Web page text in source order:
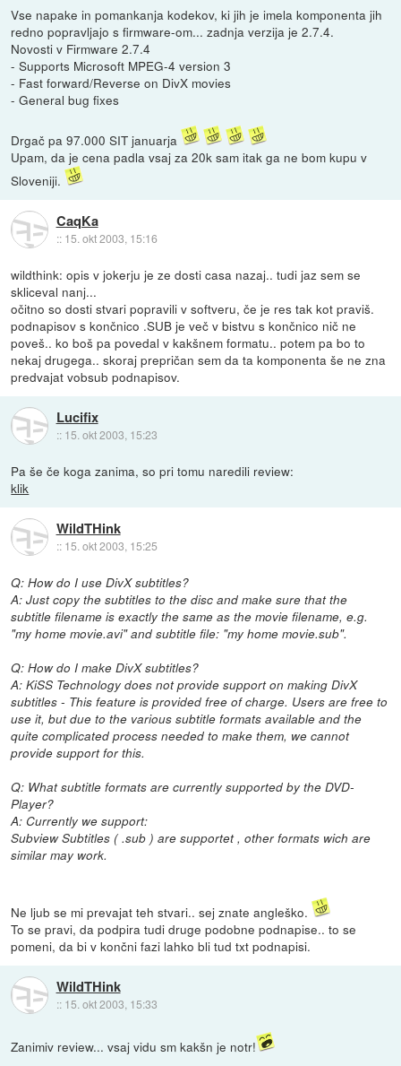
Vse napake in pomankanja kodekov, ki jih je imela komponenta jih
redno popravljajo s firmware-om... zadnja verzija je 2.7.4.
Novosti v Firmware 2.7.4
- Supports Microsoft MPEG-4 version 3
- Fast forward/Reverse on DivX movies
- General bug fixes
Drgač pa 97.000 SIT januarja
Upam, da je cena padla vsaj za 20k sam itak ga ne bom kupu v
Sloveniji.
CaqKa
:: 15. okt 2003, 15:16
wildthink: opis v jokerju je ze dosti casa nazaj.. tudi jaz sem se
skliceval nanj...
očitno so dosti stvari popravili v softveru, če je res tak kot praviš.
podnapisov s končnico .SUB je več v bistvu s končnico nič ne
poveš.. ko boš pa povedal v kakšnem formatu.. potem pa bo to
nekaj drugega.. skoraj prepričan sem da ta komponenta še ne zna
predvajat vobsub podnapisov.
Lucifix
:: 15. okt 2003, 15:23
Pa še če koga zanima, so pri tomu naredili review:
klik
WildTHink
:: 15. okt 2003, 15:25
Q: How do I use DivX subtitles?
A: Just copy the subtitles to the disc and make sure that the
subtitle filename is exactly the same as the movie filename, e.g.
"my home movie.avi" and subtitle file: "my home movie.sub".
Q: How do I make DivX subtitles?
A: KiSS Technology does not provide support on making DivX
subtitles - This feature is provided free of charge. Users are free to
use it, but due to the various subtitle formats available and the
quite complicated process needed to make them, we cannot
provide support for this.
Q: What subtitle formats are currently supported by the DVD-
Player?
A: Currently we support:
Subview Subtitles ( .sub ) are supportet , other formats wich are
similar may work.
Ne ljub se mi prevajat teh stvari.. sej znate angleško.
To se pravi, da podpira tudi druge podobne podnapise.. to se
pomeni, da bi v končni fazi lahko bli tud txt podnapisi.
WildTHink
:: 15. okt 2003, 15:33
Zanimiv review... vsaj vidu sm kakšn je notr!